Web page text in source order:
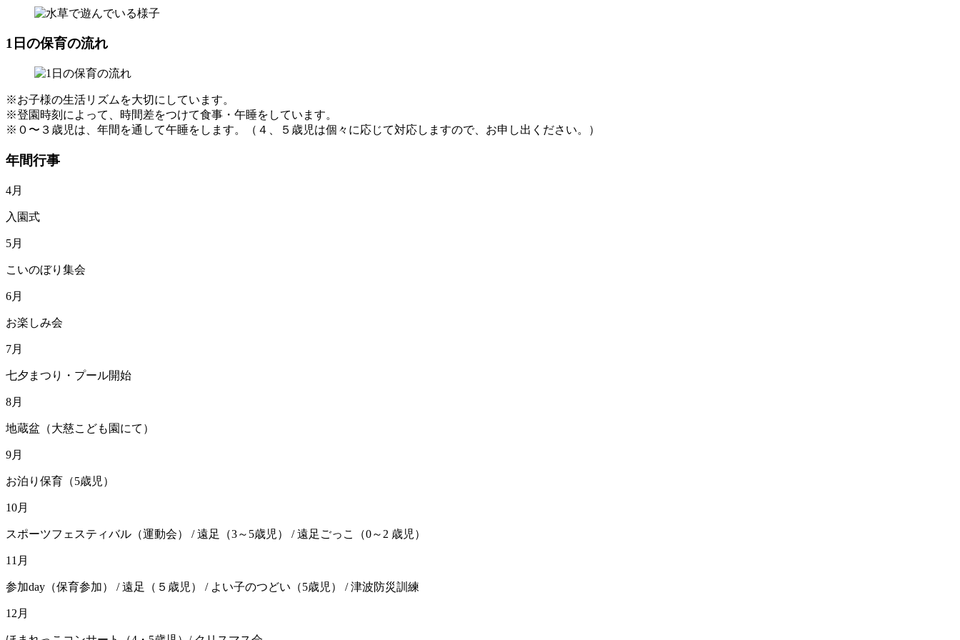
1日の保育の流れ
※お子様の生活リズムを大切にしています。
※登園時刻によって、時間差をつけて食事・午睡をしています。
※０〜３歳児は、年間を通して午睡をします。（４、５歳児は個々に応じて対応しますので、お申し出ください。）
年間行事
4月
入園式
5月
こいのぼり集会
6月
お楽しみ会
7月
七夕まつり・プール開始
8月
地蔵盆（大慈こども園にて）
9月
お泊り保育（5歳児）
10月
スポーツフェスティバル（運動会） / 遠足（3～5歳児） / 遠足ごっこ（0～2 歳児）
11月
参加day（保育参加） / 遠足（５歳児） / よい子のつどい（5歳児） / 津波防災訓練
12月